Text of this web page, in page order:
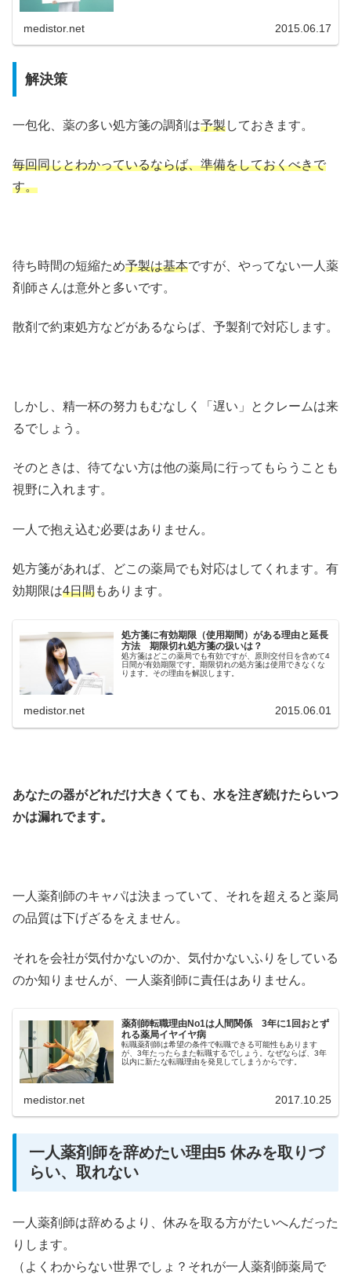
medistor.net 2015.06.17
解決策
一包化、薬の多い処方箋の調剤は予製しておきます。
毎回同じとわかっているならば、準備をしておくべきで
す。
待ち時間の短縮ため予製は基本ですが、やってない一人薬
剤師さんは意外と多いです。
散剤で約束処方などがあるならば、予製剤で対応します。
しかし、精一杯の努力もむなしく「遅い」とクレームは来
るでしょう。
そのときは、待てない方は他の薬局に行ってもらうことも
視野に入れます。
一人で抱え込む必要はありません。
処方箋があれば、どこの薬局でも対応はしてくれます。有
効期限は4日間もあります。
処方箋に有効期限（使用期間）がある理由と延長
方法 期限切れ処方箋の扱いは？
処方箋はどこの薬局でも有効ですが、原則交付日を含めて4
日間が有効期限です。期限切れの処方箋は使用できなくな
ります。その理由を解説します。
medistor.net 2015.06.01
あなたの器がどれだけ大きくても、水を注ぎ続けたらいつ
かは漏れでます。
一人薬剤師のキャパは決まっていて、それを超えると薬局
の品質は下げざるをえません。
それを会社が気付かないのか、気付かないふりをしている
のか知りませんが、一人薬剤師に責任はありません。
薬剤師転職理由No1は人間関係 3年に1回おとず
れる薬局イヤイヤ病
転職薬剤師は希望の条件で転職できる可能性もあります
が、3年たったらまた転職するでしょう。なぜならば、3年
以内に新たな転職理由を発見してしまうからです。
medistor.net 2017.10.25
一人薬剤師を辞めたい理由5 休みを取りづ
らい、取れない
一人薬剤師は辞めるより、休みを取る方がたいへんだった
りします。
（よくわからない世界でしょ？それが一人薬剤師薬局で